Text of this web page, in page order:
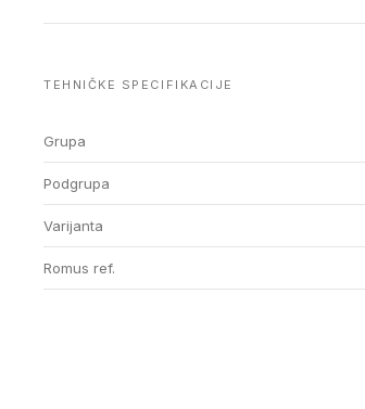
TEHNIČKE SPECIFIKACIJE
Grupa
Podgrupa
Varijanta
Romus ref.